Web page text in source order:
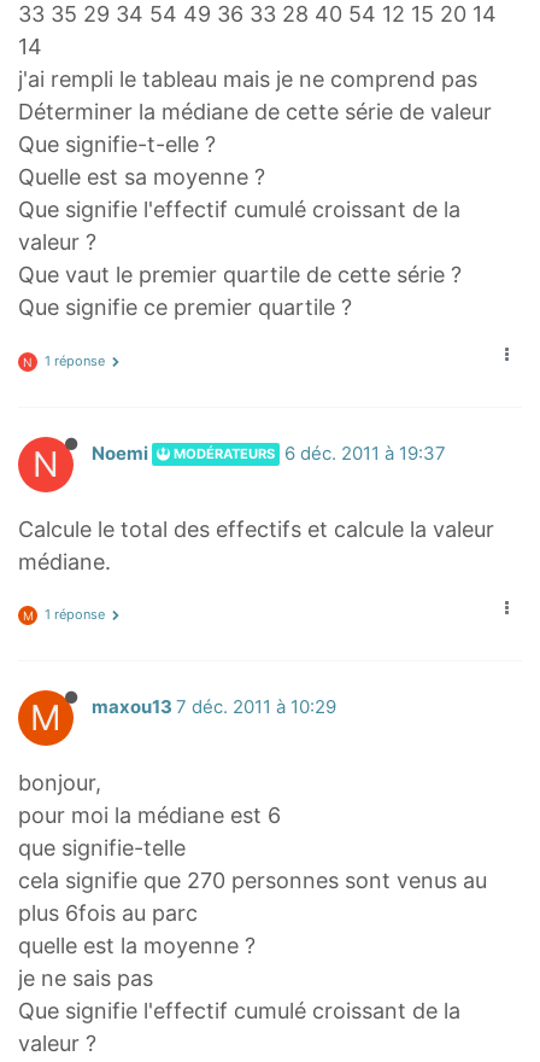
33 35 29 34 54 49 36 33 28 40 54 12 15 20 14
14
j'ai rempli le tableau mais je ne comprend pas
Déterminer la médiane de cette série de valeur
Que signifie-t-elle ?
Quelle est sa moyenne ?
Que signifie l'effectif cumulé croissant de la
valeur ?
Que vaut le premier quartile de cette série ?
Que signifie ce premier quartile ?
N 1 réponse
N Noemi MODÉRATEURS 6 déc. 2011 à 19:37
Calcule le total des effectifs et calcule la valeur
médiane.
M 1 réponse
M maxou13 7 déc. 2011 à 10:29
bonjour,
pour moi la médiane est 6
que signifie-telle
cela signifie que 270 personnes sont venus au
plus 6fois au parc
quelle est la moyenne ?
je ne sais pas
Que signifie l'effectif cumulé croissant de la
valeur ?